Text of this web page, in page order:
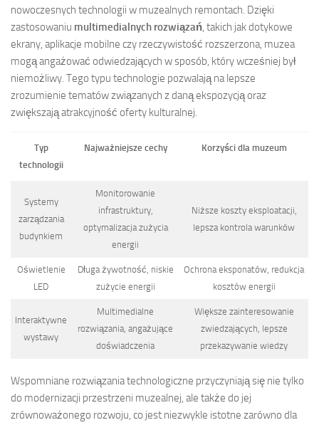
nowoczesnych technologii w muzealnych remontach. Dzięki
zastosowaniu multimedialnych rozwiązań, takich jak dotykowe
ekrany, aplikacje mobilne czy rzeczywistość rozszerzona, muzea
mogą angażować odwiedzających w sposób, który wcześniej był
niemożliwy. Tego typu technologie pozwalają na lepsze
zrozumienie tematów związanych z daną ekspozycją oraz
zwiększają atrakcyjność oferty kulturalnej.
Typ
technologii
Najważniejsze cechy Korzyści dla muzeum
Systemy
zarządzania
budynkiem
Monitorowanie
infrastruktury,
optymalizacja zużycia
energii
Niższe koszty eksploatacji,
lepsza kontrola warunków
Oświetlenie
LED
Długa żywotność, niskie
zużycie energii
Ochrona eksponatów, redukcja
kosztów energii
Interaktywne
wystawy
Multimedialne
rozwiązania, angażujące
doświadczenia
Większe zainteresowanie
zwiedzających, lepsze
przekazywanie wiedzy
Wspomniane rozwiązania technologiczne przyczyniają się nie tylko
do modernizacji przestrzeni muzealnej, ale także do jej
zrównoważonego rozwoju, co jest niezwykle istotne zarówno dla